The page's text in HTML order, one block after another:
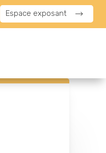
Espace exposant